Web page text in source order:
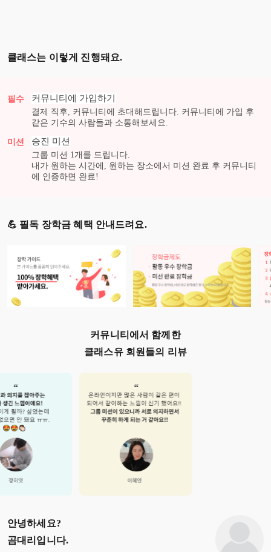
클래스는 이렇게 진행돼요.
필수 커뮤니티에 가입하기
결제 직후, 커뮤니티에 초대해드립니다. 커뮤니티에 가입 후
같은 기수의 사람들과 소통해보세요.
미션 승진 미션
그룹 미션 1 개를 드립니다.
내가 원하는 시간에, 원하는 장소에서 미션 완료 후 커뮤니티
에 인증하면 완료!
💪 필독 장학금 혜택 안내드려요.
커뮤니티에서 함께한
클래스유 회원들의 리뷰
안녕하세요?
곰대리 입니다.